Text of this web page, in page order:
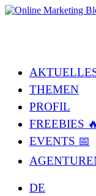
THEMEN
PROFIL
FREEBIES
EVENTS 📅
DE